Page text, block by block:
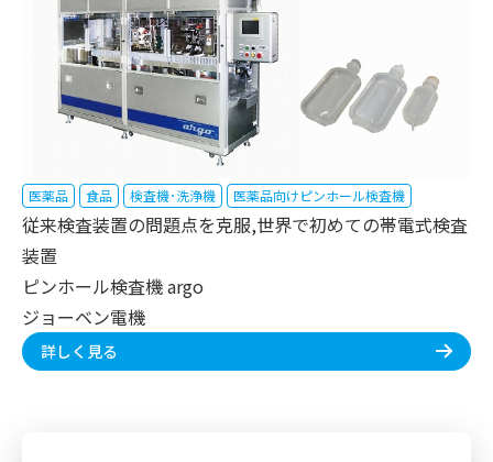
医薬品 食品 検査機･洗浄機 医薬品向けピンホール検査機
従来検査装置の問題点を克服,世界で初めての帯電式検査
装置
ピンホール検査機 argo
ジョーベン電機
詳しく見る